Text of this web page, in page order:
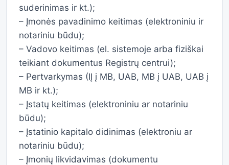
suderinimas ir kt.);
– Įmonės pavadinimo keitimas (elektroniniu ir
notariniu būdu);
– Vadovo keitimas (el. sistemoje arba fiziškai
teikiant dokumentus Registrų centrui);
– Pertvarkymas (IĮ į MB, UAB, MB į UAB, UAB į
MB ir kt.);
– Įstatų keitimas (elektroniniu ar notariniu
būdu);
– Įstatinio kapitalo didinimas (elektroniu ar
notariniu būdu);
– Įmonių likvidavimas (dokumentu